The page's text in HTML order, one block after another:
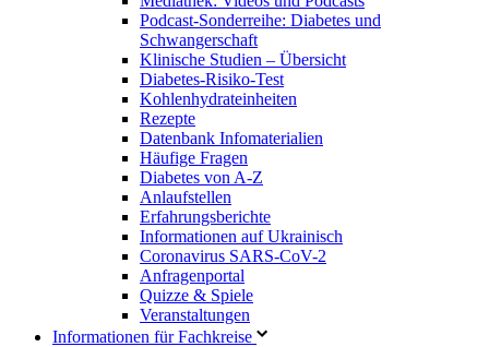
Podcast-Sonderreihe: Diabetes und
Schwangerschaft
Klinische Studien – Übersicht
Diabetes-Risiko-Test
Kohlenhydrateinheiten
Rezepte
Datenbank Infomaterialien
Häufige Fragen
Diabetes von A-Z
Anlaufstellen
Erfahrungsberichte
Informationen auf Ukrainisch
Coronavirus SARS-CoV-2
Anfragenportal
Quizze & Spiele
Veranstaltungen
Informationen für Fachkreise